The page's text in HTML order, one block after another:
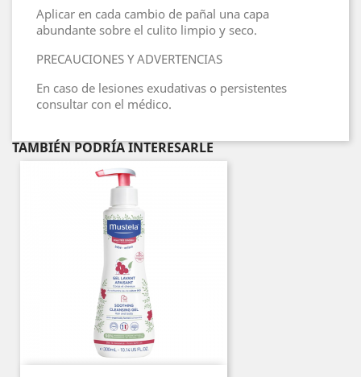
Aplicar en cada cambio de pañal una capa
abundante sobre el culito limpio y seco.
PRECAUCIONES Y ADVERTENCIAS
En caso de lesiones exudativas o persistentes
consultar con el médico.
TAMBIÉN PODRÍA INTERESARLE